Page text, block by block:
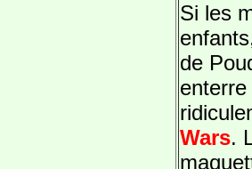
Si les
de
Wars.